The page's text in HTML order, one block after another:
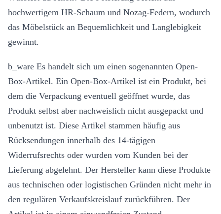
hochwertigem HR-Schaum und Nozag-Federn, wodurch
das Möbelstück an Bequemlichkeit und Langlebigkeit
gewinnt.
b_ware Es handelt sich um einen sogenannten Open-
Box-Artikel. Ein Open-Box-Artikel ist ein Produkt, bei
dem die Verpackung eventuell geöffnet wurde, das
Produkt selbst aber nachweislich nicht ausgepackt und
unbenutzt ist. Diese Artikel stammen häufig aus
Rücksendungen innerhalb des 14-tägigen
Widerrufsrechts oder wurden vom Kunden bei der
Lieferung abgelehnt. Der Hersteller kann diese Produkte
aus technischen oder logistischen Gründen nicht mehr in
den regulären Verkaufskreislauf zurückführen. Der